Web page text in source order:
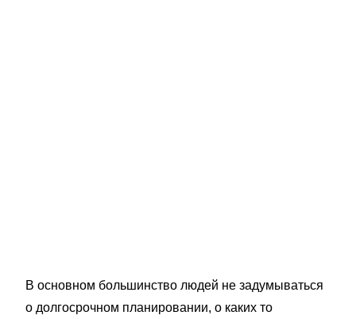
В основном большинство людей не задумываться
о долгосрочном планировании, о каких то